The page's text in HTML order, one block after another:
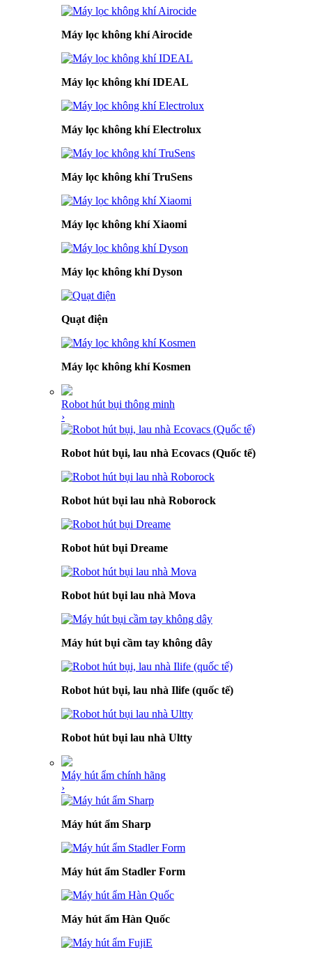
Máy lọc không khí Airocide
Máy lọc không khí IDEAL
Máy lọc không khí Electrolux
Máy lọc không khí TruSens
Máy lọc không khí Xiaomi
Máy lọc không khí Dyson
Quạt điện
Máy lọc không khí Kosmen
Robot hút bụi thông minh
›
Robot hút bụi, lau nhà Ecovacs (Quốc tế)
Robot hút bụi lau nhà Roborock
Robot hút bụi Dreame
Robot hút bụi lau nhà Mova
Máy hút bụi cầm tay không dây
Robot hút bụi, lau nhà Ilife (quốc tế)
Robot hút bụi lau nhà Ultty
Máy hút ẩm chính hãng
›
Máy hút ẩm Sharp
Máy hút ẩm Stadler Form
Máy hút ẩm Hàn Quốc